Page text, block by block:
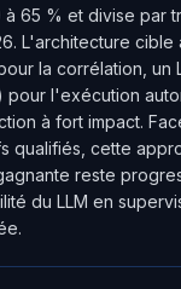
65 % et divise par
L'architecture cible
la corrélation, un
pour l'exécution
à fort impact.
qualifiés, cette
reste
du LLM en